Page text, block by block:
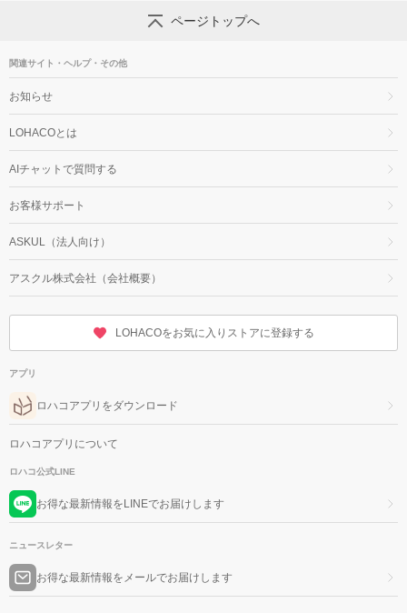
ページトップへ
関連サイト・ヘルプ・その他
お知らせ
LOHACOとは
AIチャットで質問する
お客様サポート
ASKUL（法人向け）
アスクル株式会社（会社概要）
LOHACOをお気に入りストアに登録する
アプリ
ロハコアプリをダウンロード
ロハコアプリについて
ロハコ公式LINE
お得な最新情報をLINEでお届けします
ニュースレター
お得な最新情報をメールでお届けします